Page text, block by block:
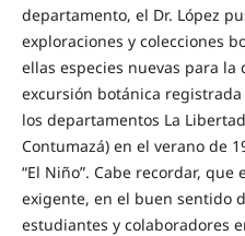
departamento, el Dr. López
exploraciones y colecciones
ellas especies nuevas para la
excursión botánica
los departamentos La
Contumazá) en el verano de
“El Niño”. Cabe recordar,
exigente, en el buen sentido
estudiantes y colaboradores